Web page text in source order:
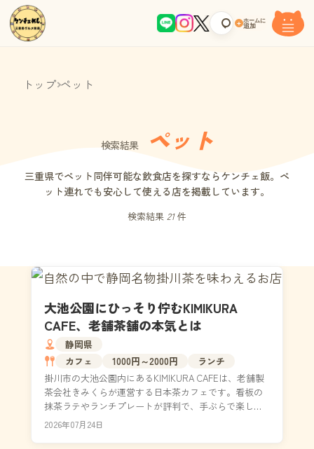
+ ホームに
追加
トップ ペット
検索結果 ペット
三重県でペット同伴可能な飲食店を探すならケンチェ飯。ペ
ット連れでも安心して使える店を掲載しています。
検索結果 21件
大池公園にひっそり佇むKIMIKURA
CAFE、老舗茶舗の本気とは
静岡県
カフェ
1000円～2000円
ランチ
掛川市の大池公園内にあるKIMIKURA CAFEは、老舗製
茶会社きみくらが運営する日本茶カフェです。看板の
抹茶ラテやランチプレートが評判で、手ぶらで楽しめ
るデイキャンプ用品の無料レンタルサービスも人...
2026年07月24日